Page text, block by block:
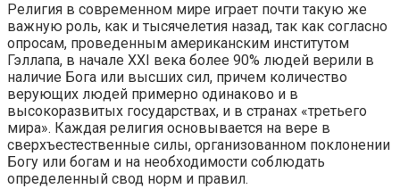
Религия в современном мире играет почти такую же
важную роль, как и тысячелетия назад, так как согласно
опросам, проведенным американским институтом
Гэллапа, в начале XXI века более 90% людей верили в
наличие Бога или высших сил, причем количество
верующих людей примерно одинаково и в
высокоразвитых государствах, и в странах «третьего
мира». Каждая религия основывается на вере в
сверхъестественные силы, организованном поклонении
Богу или богам и на необходимости соблюдать
определенный свод норм и правил.